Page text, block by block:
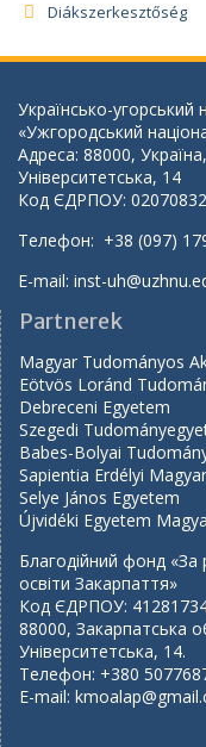
Diákszerkesztőség
Українсько-
«Ужгородський
Адреса: 88000,
Університетська, 14
Код ЄДРПОУ: 02070832
Телефон: +38 (097)
E-mail: inst-
Partnerek
Magyar Tudományos
Eötvös Loránd
Debreceni Egyetem
Szegedi
Babes-Bolyai
Sapientia Erdélyi
Selye János Egyetem
Újvidéki Egyetem
Благодійний фонд
освіти Закарпаття»
Код ЄДРПОУ:
88000, Закарпатська
Університетська, 14.
Телефон: +380
E-mail: